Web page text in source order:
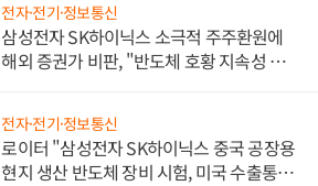
전자·전기·정보통신
삼성전자 SK하이닉스 소극적 주주환원에
해외 증권가 비판, "반도체 호황 지속성 의
전자·전기·정보통신
로이터 "삼성전자 SK하이닉스 중국 공장용
현지 생산 반도체 장비 시험, 미국 수출통제